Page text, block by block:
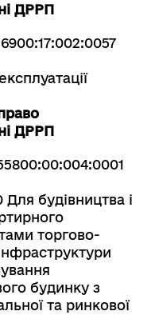
ДРРП
ДРРП
Для будівництва і
торгово-
будинку з
та ринкової